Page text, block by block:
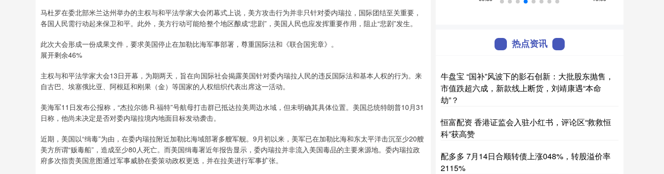
马杜罗在委北部米兰达州举办的主权与和平法学家大会闭幕式上说，美方攻击行为并非只针对委内瑞拉，国际团结至关重要，
各国人民需行动起来保卫和平。此外，美方行动可能给整个地区酿成“悲剧”，美国人民也应发挥重要作用，阻止“悲剧”发生。
此次大会形成一份成果文件，要求美国停止在加勒比海军事部署，尊重国际法和《联合国宪章》。
展开剩余46%
主权与和平法学家大会13日开幕，为期两天，旨在向国际社会揭露美国针对委内瑞拉人民的违反国际法和基本人权的行为。来
自古巴、埃塞俄比亚、阿根廷和刚果（金）等国家的人权组织代表出席这一活动。
美海军11日发布公报称，“杰拉尔德·R·福特”号航母打击群已抵达拉美周边水域，但未明确其具体位置。美国总统特朗普10月31
日称，他尚未决定是否对委内瑞拉境内地面目标发动袭击。
近期，美国以“缉毒”为由，在委内瑞拉附近加勒比海域部署多艘军舰。9月初以来，美军已在加勒比海和东太平洋击沉至少20艘
美方所谓“贩毒船”，造成至少80人死亡。而美国缉毒署近年报告显示，委内瑞拉并非流入美国毒品的主要来源地。委内瑞拉政
府多次指责美国意图通过军事威胁在委策动政权更迭，并在拉美进行军事扩张。
热点资讯
牛盘宝 “国补”风波下的影石创新：大批股东抛售，
市值跌超六成，新款线上断货，刘靖康遇“本命
劫”？
恒富配资 香港证监会入驻小红书，评论区“救救恒
科”获高赞
配多多 7月14日合顺转债上涨048%，转股溢价率
2115%